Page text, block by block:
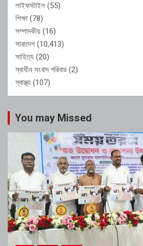
লাইফস্টাইল (55)
শিক্ষা (78)
সম্পাদকীয় (16)
সারাদেশ (10,413)
সাহিত্য (20)
স্বাধীন সংবাদ পরিবার (2)
স্বাস্থ্য (107)
You may Missed